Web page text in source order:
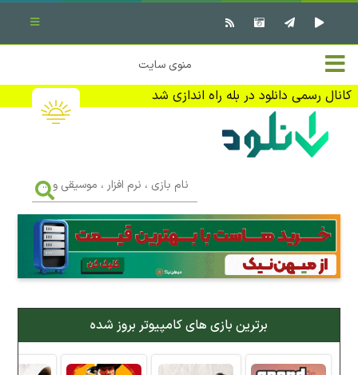
خانه
تماس با ما
تبلیغات
منوی سایت
کانال رسمی دانلود در بله راه اندازی شد
✖ بستن منو
نرم افزار کامپیوتر
بازی کامپیوتر
کتاب
جهت دریافت آخرین اخبار و اطلاعات ما را در کانال رسمی دانلود در
بله دنبال کنید (ورود)
بازی
،
نرم
افزار
،
موسیقی
...
برترین بازی های کامپیوتر بروز شده